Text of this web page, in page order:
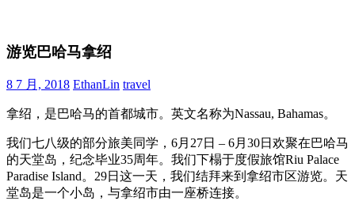
游览巴哈马拿绍
8 7 月, 2018 EthanLin travel
拿绍，是巴哈马的首都城市。英文名称为Nassau, Bahamas。
我们七八级的部分旅美同学，6月27日 – 6月30日欢聚在巴哈马
的天堂岛，纪念毕业35周年。我们下榻于度假旅馆Riu Palace
Paradise Island。29日这一天，我们结拜来到拿绍市区游览。天
堂岛是一个小岛，与拿绍市由一座桥连接。